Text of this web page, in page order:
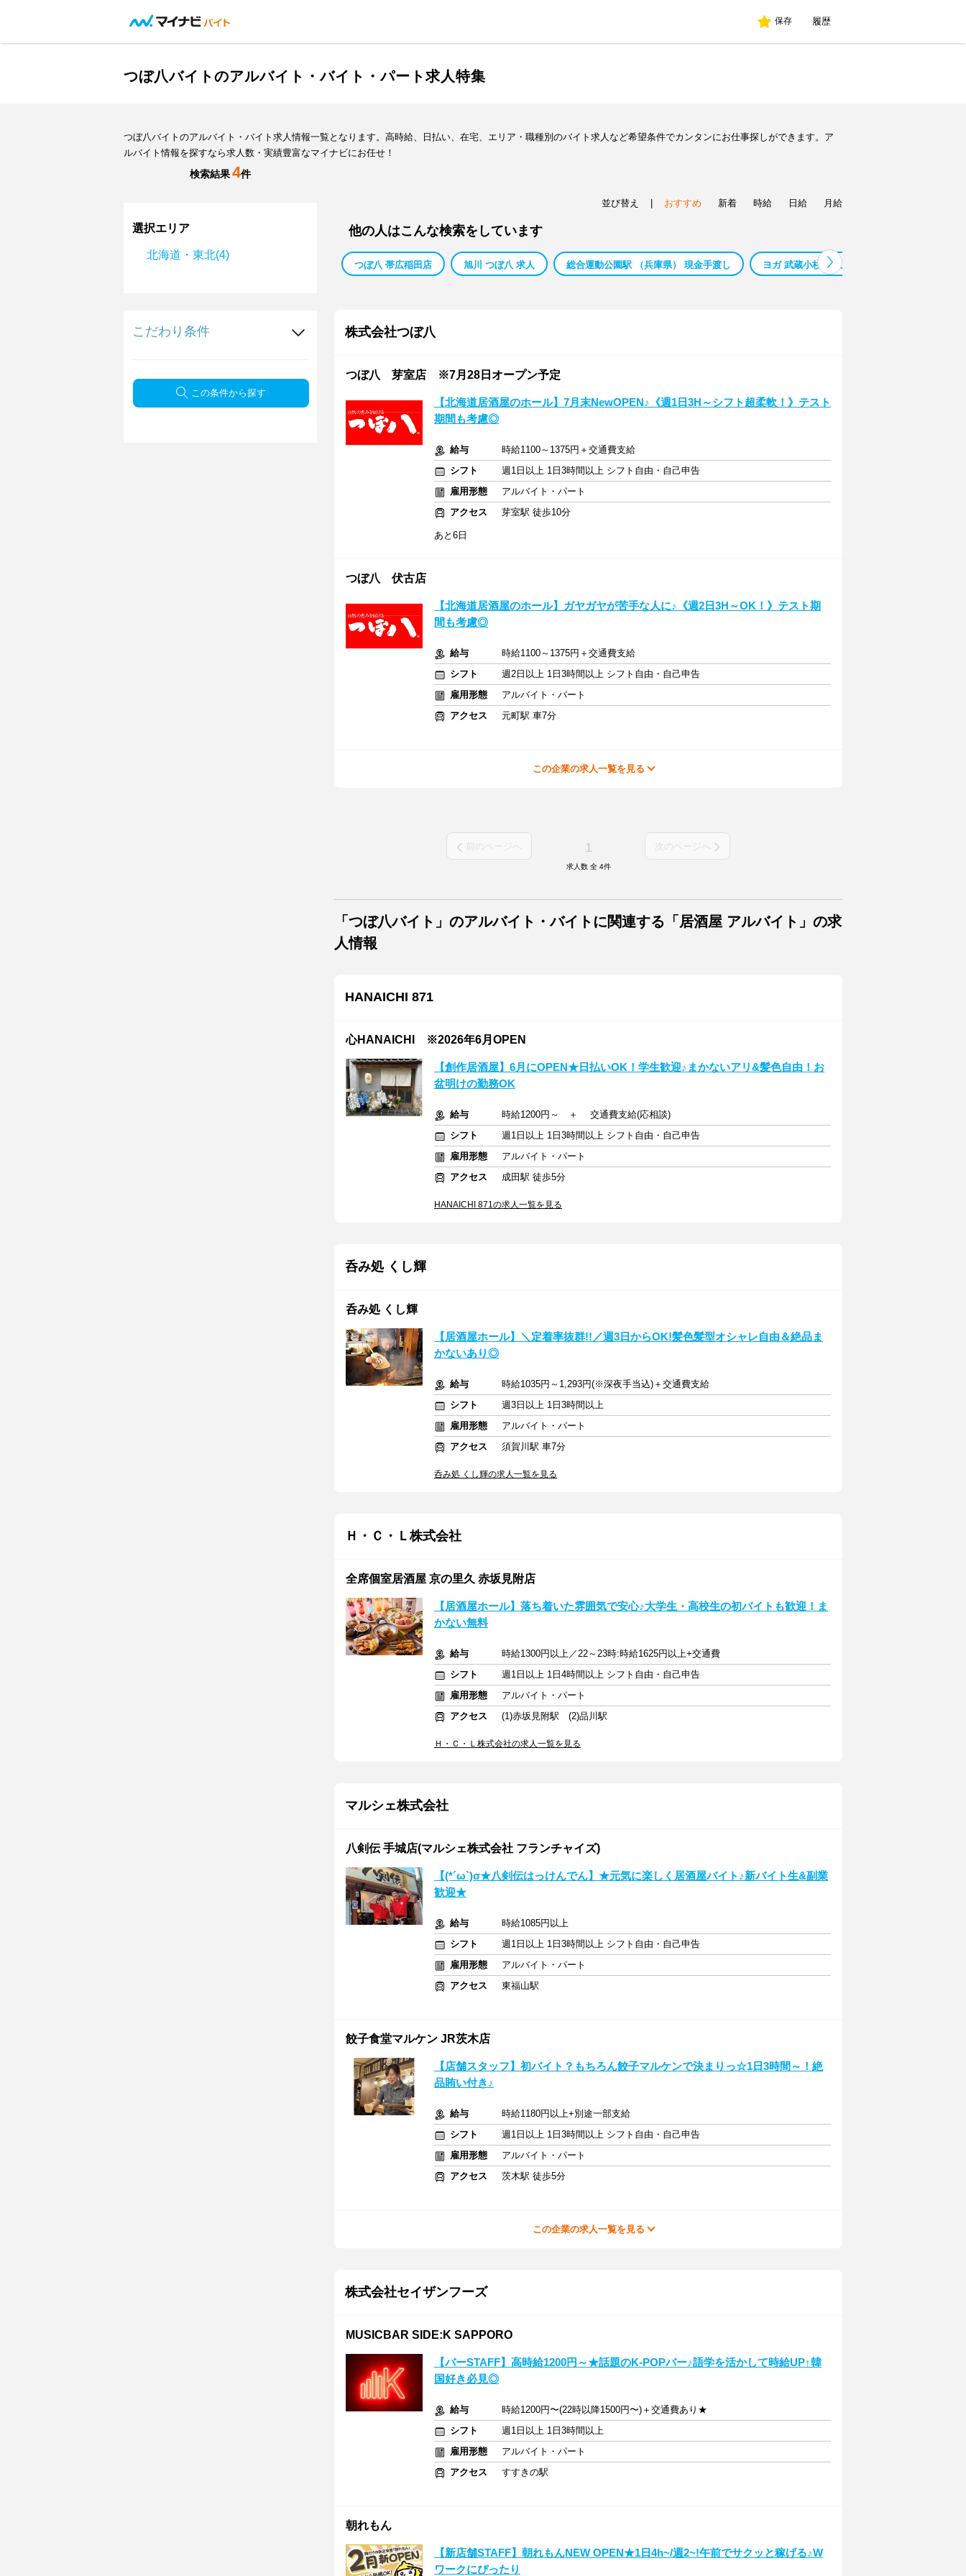
保存 履歴
つぼ八バイトのアルバイト・バイト・パート求人特集
つぼ八バイトのアルバイト・バイト求人情報一覧となります。高時給、日払い、在宅、エリア・職種別のバイト求人など希望条件でカンタンにお仕事探しができます。ア
ルバイト情報を探すなら求人数・実績豊富なマイナビにお任せ！
検索結果4件
選択エリア
北海道・東北(4)
こだわり条件
この条件から探す
並び替え おすすめ 新着 時給 日給 月給
他の人はこんな検索をしています
つぼ八 帯広稲田店 旭川 つぼ八 求人 総合運動公園駅 （兵庫県） 現金手渡し ヨガ 武蔵小杉 求人
株式会社つぼ八
つぼ八 芽室店 ※7月28日オープン予定
【北海道居酒屋のホール】7月末NewOPEN♪《週1日3H～シフト超柔軟！》テスト
期間も考慮◎
給与
時給1100～1375円＋交通費支給
シフト
週1日以上 1日3時間以上 シフト自由・自己申告
雇用形態
アルバイト・パート
アクセス
芽室駅 徒歩10分
あと6日
つぼ八 伏古店
【北海道居酒屋のホール】ガヤガヤが苦手な人に♪《週2日3H～OK！》テスト期
間も考慮◎
給与
時給1100～1375円＋交通費支給
シフト
週2日以上 1日3時間以上 シフト自由・自己申告
雇用形態
アルバイト・パート
アクセス
元町駅 車7分
この企業の求人一覧を見る
前のページへ 1 次のページへ
求人数 全 4件
「つぼ八バイト」のアルバイト・バイトに関連する「居酒屋 アルバイト」の求
人情報
HANAICHI 871
心HANAICHI ※2026年6月OPEN
【創作居酒屋】6月にOPEN★日払いOK！学生歓迎♪まかないアリ&髪色自由！お
盆明けの勤務OK
給与
時給1200円～ ＋ 交通費支給(応相談)
シフト
週1日以上 1日3時間以上 シフト自由・自己申告
雇用形態
アルバイト・パート
アクセス
成田駅 徒歩5分
HANAICHI 871の求人一覧を見る
呑み処 くし輝
呑み処 くし輝
【居酒屋ホール】＼定着率抜群!!／週3日からOK!髪色髪型オシャレ自由＆絶品ま
かないあり◎
給与
時給1035円～1,293円(※深夜手当込)＋交通費支給
シフト
週3日以上 1日3時間以上
雇用形態
アルバイト・パート
アクセス
須賀川駅 車7分
呑み処 くし輝の求人一覧を見る
Ｈ・Ｃ・Ｌ株式会社
全席個室居酒屋 京の里久 赤坂見附店
【居酒屋ホール】落ち着いた雰囲気で安心♪大学生・高校生の初バイトも歓迎！ま
かない無料
給与
時給1300円以上／22～23時:時給1625円以上+交通費
シフト
週1日以上 1日4時間以上 シフト自由・自己申告
雇用形態
アルバイト・パート
アクセス
(1)赤坂見附駅 (2)品川駅
Ｈ・Ｃ・Ｌ株式会社の求人一覧を見る
マルシェ株式会社
八剣伝 手城店(マルシェ株式会社 フランチャイズ)
【(*´ω`)σ★八剣伝はっけんでん】★元気に楽しく居酒屋バイト♪新バイト生&副業
歓迎★
給与
時給1085円以上
シフト
週1日以上 1日3時間以上 シフト自由・自己申告
雇用形態
アルバイト・パート
アクセス
東福山駅
餃子食堂マルケン JR茨木店
【店舗スタッフ】初バイト？もちろん餃子マルケンで決まりっ☆1日3時間～！絶
品賄い付き♪
給与
時給1180円以上+別途一部支給
シフト
週1日以上 1日3時間以上 シフト自由・自己申告
雇用形態
アルバイト・パート
アクセス
茨木駅 徒歩5分
この企業の求人一覧を見る
株式会社セイザンフーズ
MUSICBAR SIDE:K SAPPORO
【バーSTAFF】高時給1200円～★話題のK-POPバー♪語学を活かして時給UP↑韓
国好き必見◎
給与
時給1200円〜(22時以降1500円〜)＋交通費あり★
シフト
週1日以上 1日3時間以上
雇用形態
アルバイト・パート
アクセス
すすきの駅
朝れもん
【新店舗STAFF】朝れもんNEW OPEN★1日4h~/週2~!午前でサクッと稼げる♪W
ワークにぴったり